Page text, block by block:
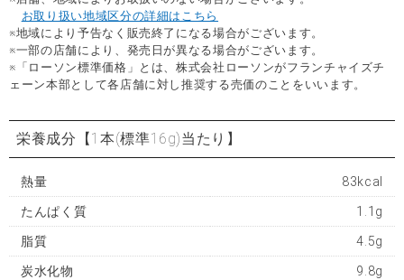
お取り扱い地域区分の詳細はこちら
※地域により予告なく販売終了になる場合がございます。
※一部の店舗により、発売日が異なる場合がございます。
※「ローソン標準価格」とは、株式会社ローソンがフランチャイズチ
ェーン本部として各店舗に対し推奨する売価のことをいいます。
栄養成分 【1本(標準16g)当たり】
熱量 83kcal
たんぱく質 1.1g
脂質 4.5g
炭水化物 9.8g